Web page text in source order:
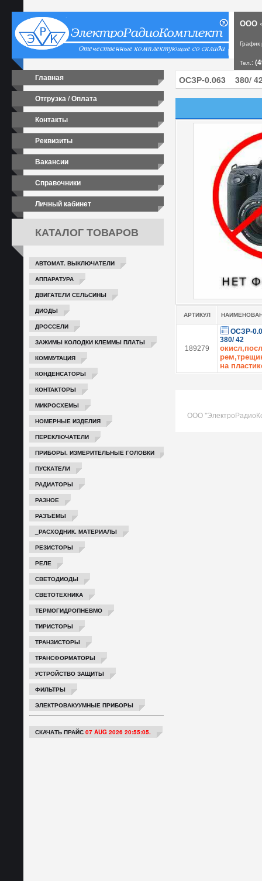
ООО
Тел.:
Главная
Отгрузка / Оплата
Контакты
Реквизиты
Вакансии
Справочники
Личный кабинет
КАТАЛОГ ТОВАРОВ
АВТОМАТ. ВЫКЛЮЧАТЕЛИ
АППАРАТУРА
ДВИГАТЕЛИ СЕЛЬСИНЫ
ДИОДЫ
ДРОССЕЛИ
ЗАЖИМЫ КОЛОДКИ КЛЕММЫ ПЛАТЫ
КОММУТАЦИЯ
КОНДЕНСАТОРЫ
КОНТАКТОРЫ
МИКРОСХЕМЫ
НОМЕРНЫЕ ИЗДЕЛИЯ
ПЕРЕКЛЮЧАТЕЛИ
ПРИБОРЫ. ИЗМЕРИТЕЛЬНЫЕ ГОЛОВКИ
ПУСКАТЕЛИ
РАДИАТОРЫ
РАЗНОЕ
РАЗЪЁМЫ
_РАСХОДНИК. МАТЕРИАЛЫ
РЕЗИСТОРЫ
РЕЛЕ
СВЕТОДИОДЫ
СВЕТОТЕХНИКА
ТЕРМОГИДРОПНЕВМО
ТИРИСТОРЫ
ТРАНЗИСТОРЫ
ТРАНСФОРМАТОРЫ
УСТРОЙСТВО ЗАЩИТЫ
ФИЛЬТРЫ
ЭЛЕКТРОВАКУУМНЫЕ ПРИБОРЫ
СКАЧАТЬ ПРАЙС 07 AUG 2026 20:55:05.
АРТИКУЛ
189279
ОСЗР-
380/ 42
на
ООО